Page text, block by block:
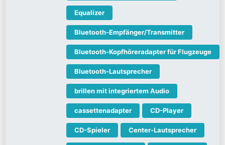
Equalizer
Bluetooth-Empfänger/Transmitter
Bluetooth-Kopfhöreradapter für Flugzeuge
Bluetooth-Lautsprecher
brillen mit integriertem Audio
cassettenadapter CD-Player
CD-Spieler Center-Lautsprecher